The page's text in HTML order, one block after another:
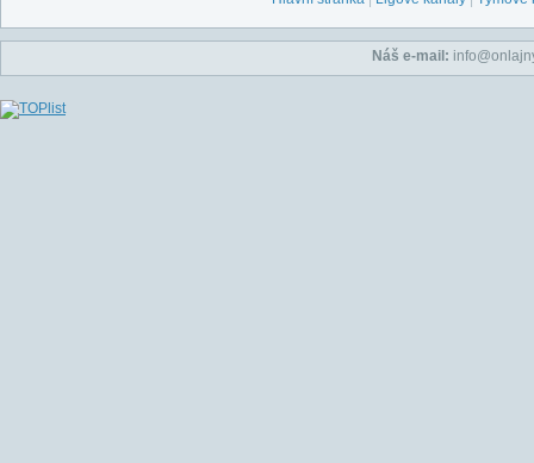
Náš e-mail: